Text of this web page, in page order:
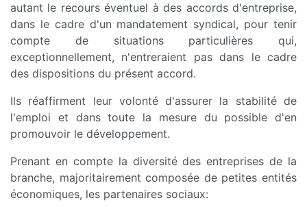
autant le recours éventuel à des accords d'entreprise,
dans le cadre d'un mandatement syndical, pour tenir
compte de situations particulières qui,
exceptionnellement, n'entreraient pas dans le cadre
des dispositions du présent accord.
Ils réaffirment leur volonté d'assurer la stabilité de
l'emploi et dans toute la mesure du possible d'en
promouvoir le développement.
Prenant en compte la diversité des entreprises de la
branche, majoritairement composée de petites entités
économiques, les partenaires sociaux: